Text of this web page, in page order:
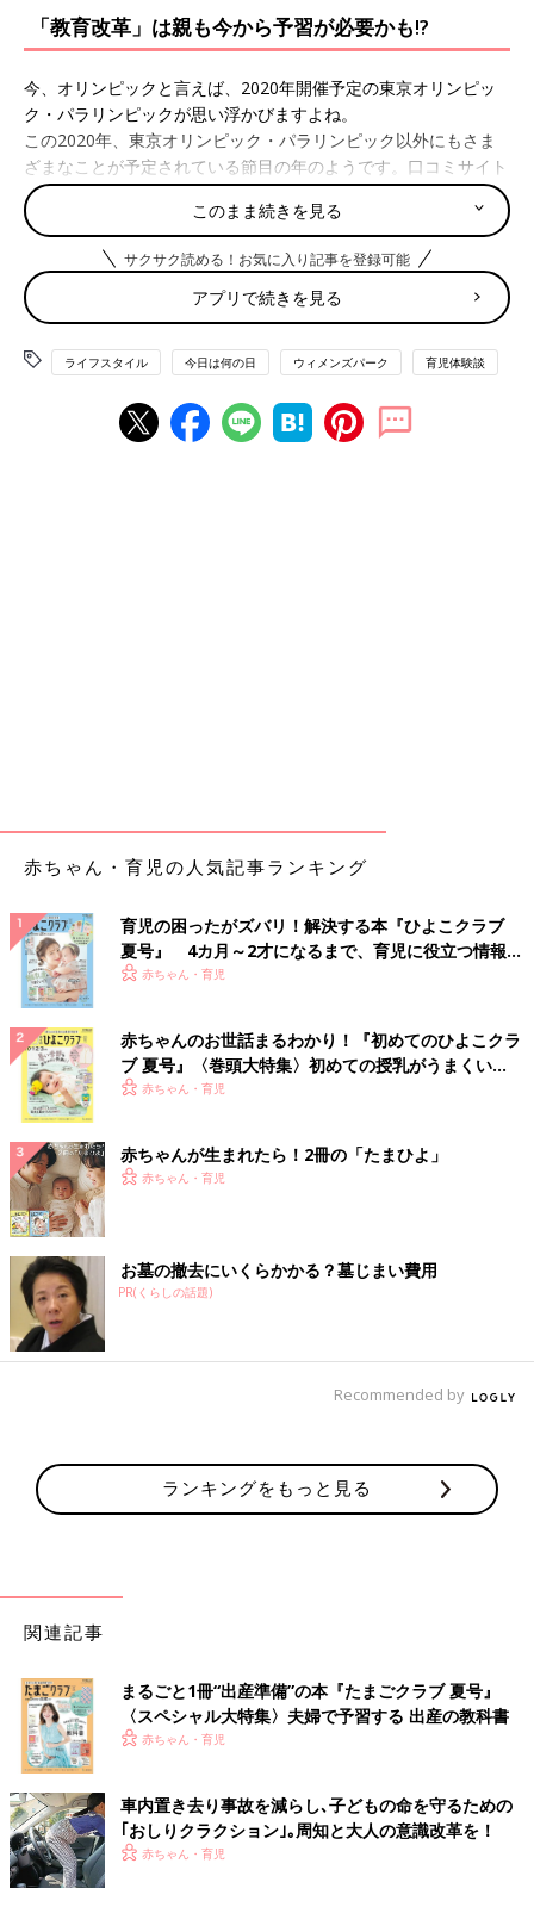
「教育改革」は親も今から予習が必要かも!?
今、オリンピックと言えば、2020年開催予定の東京オリンピッ
ク・パラリンピックが思い浮かびますよね。
この2020年、東京オリンピック・パラリンピック以外にもさま
ざまなことが予定されている節目の年のようです。口コミサイト
『ウィメンズパーク』のママに2020年、気になるトピックを聞
いてみました。
こちらもおすすめ→ 2020年の大学入試改革！幼児のうちから身
につけたい「考える力」とは？
まずはみなさんの関心度も高い「東京オリンピック・パラリンピ
ック」について。
いよいよ観戦チケットの価格が発表になりました。
「体操、バスケ、スケートボードが見たいです。でも家族で行く
い…(ToT)」
「親子でファンクラブに入ってます。これから、and moreの申
し込みも始まるのに、ショックすぎる(T_T) そしてただいま受
験真っ最中の娘への影響が心配。。。なんで今なの(TT)」
受験にも影響しかねない嵐の活動休止。
2020年には教育改革が始動。受験や学習に関する大きな変化も
予定されています。
「入学してすぐの４月に親向けの進路説明会があり、やはり
2020年入試を意識してか出席率は8割を超えたようでした。大ま
かな流れは聞きましたが、1年では自分の進路を考え、それから
大学を決定していくようでした。親も入試に関して勉強してくだ
さいとも言われましたよ」
のか、親も学ぶ必要がありそうです。
「先日とある高校入試説明会に行ってきたのですが、子どもたち
の将来を見据えた教育改革を進めるような動きがあり、わが校も
「わが子の小学校でも、アクティブラーニングを取り入れていま
す。これには、家庭の協力も必要で、算数の予習などをお願いさ
れています。
てプラスチックに対する規制」。
2020年に「使い捨てプラスチック」に関して生活の変化が起こ
りそうです。
「フランスでは、2020年から使い捨てプラ容器を禁止するそう
です。ＥＵも、ファストフード店で使われる使い捨てプラ食器を
禁止するよう、加盟国に呼び掛け始めたようです。いずれは日本
も、包装のプラ容器も削減していかなければならなくなるので
このまま続きを見る
サクサク読める！お気に入り記事を登録可能
アプリで続きを見る
ライフスタイル 今日は何の日 ウィメンズパーク 育児体験談
赤ちゃん・育児の人気記事ランキング
育児の困ったがズバリ！解決する本『ひよこクラブ
夏号』 4カ月～2才になるまで、育児に役立つ情報が
いっぱい！
赤ちゃん・育児
赤ちゃんのお世話まるわかり！『初めてのひよこクラ
ブ 夏号』〈巻頭大特集〉初めての授乳がうまくい
く！ おっぱい・ミルクの基本と夏のトラブル 解決テ
赤ちゃん・育児
赤ちゃんが生まれたら！2冊の「たまひよ」
赤ちゃん・育児
お墓の撤去にいくらかかる？墓じまい費用
PR(くらしの話題)
Recommended by
ランキングをもっと見る
関連記事
まるごと1冊“出産準備”の本『たまごクラブ 夏号』
〈スペシャル大特集〉夫婦で予習する 出産の教科書
赤ちゃん・育児
車内置き去り事故を減らし､子どもの命を守るための
｢おしりクラクション｣｡周知と大人の意識改革を！
赤ちゃん・育児